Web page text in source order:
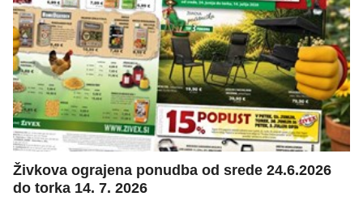
Živkova ograjena ponudba od srede 24.6.2026
do torka 14. 7. 2026